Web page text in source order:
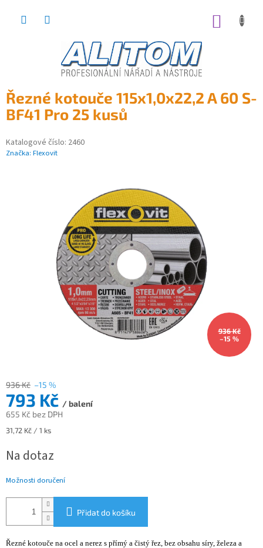
Řezné kotouče 115x1,0x22,2 A 60 S-
BF41 Pro 25 kusů
Katalogové číslo: 2460
Značka: Flexovit
936 Kč
–15 %
936 Kč –15 %
793 Kč / balení
655 Kč bez DPH
Měrná
31,72 Kč / 1 ks
Na dotaz
Možnosti doručení
Přidat do košíku
Řezné kotouče na ocel a nerez s přímý a čistý řez, bez obsahu síry, železa a